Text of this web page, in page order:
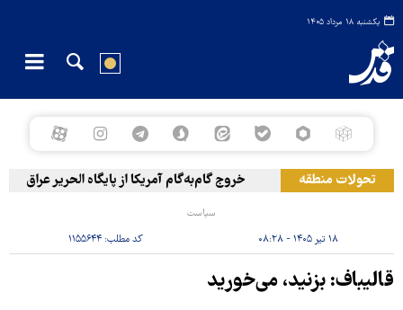
یکشنبه ۱۸ مرداد ۱۴۰۵
تحولات منطقه خروج گام‌به‌گام آمریکا از پایگاه الحریر عراق
سیاست
۱۸ تیر ۱۴۰۵ - ۰۸:۲۸ کد مطلب:۱۱۵۵۶۴۴
قالیباف: بزنید، می‌خورید